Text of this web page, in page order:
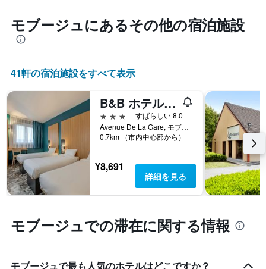
を
表
し
い
ま
す
の
X
本
ま
で
の
日
数
を
表
し
い
ま
表
の
モブージュ​にあるその他の宿泊施設
41​軒の宿泊施設をすべて表示
B&B ホテル マウベージュ 駅
3つ星
すばらしい 8.0
Avenue De La Gare, モブージュ, ノール県, フランス
0.7km （市内中心部から）
¥8,691
詳細を見る
モブージュでの滞在に関する情報
モブージュで最も人気のホテルはどこですか？